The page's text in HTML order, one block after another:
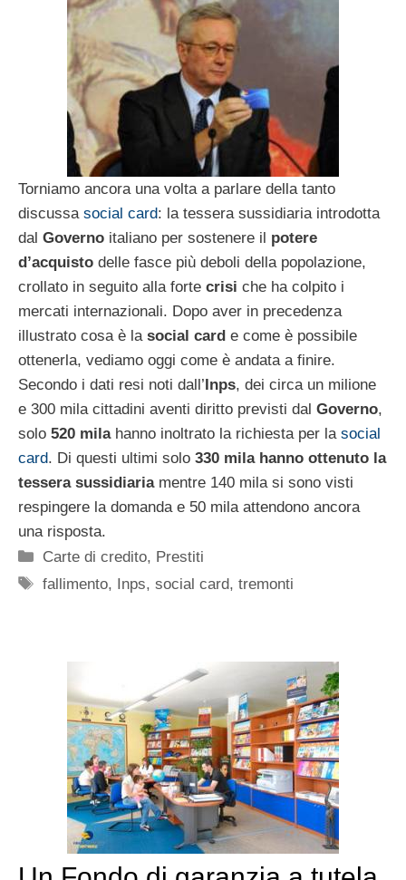
Torniamo ancora una volta a parlare della tanto
discussa social card: la tessera sussidiaria introdotta
dal Governo italiano per sostenere il potere
d’acquisto delle fasce più deboli della popolazione,
crollato in seguito alla forte crisi che ha colpito i
mercati internazionali. Dopo aver in precedenza
illustrato cosa è la social card e come è possibile
ottenerla, vediamo oggi come è andata a finire.
Secondo i dati resi noti dall’Inps, dei circa un milione
e 300 mila cittadini aventi diritto previsti dal Governo,
solo 520 milahanno inoltrato la richiesta per la social
card. Di questi ultimi solo 330 mila hanno ottenuto la
tessera sussidiariamentre 140 mila si sono visti
respingere la domanda e 50 mila attendono ancora
una risposta.
Categorie
Carte di credito, Prestiti
Tag
fallimento, Inps,social card,tremonti